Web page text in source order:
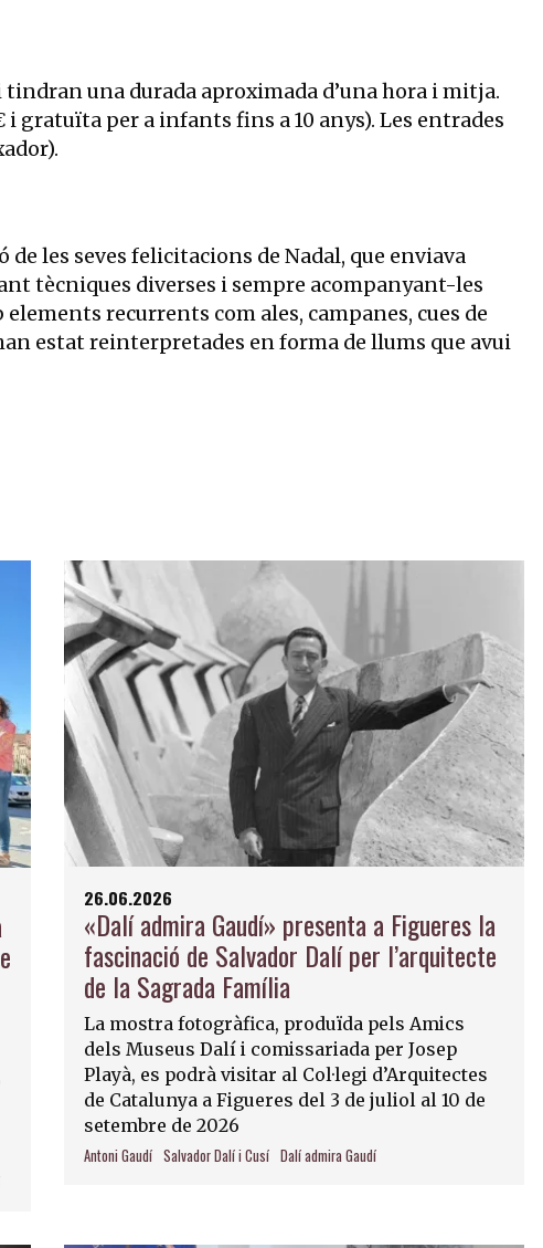
tindran una durada aproximada d’una hora i mitja.
i gratuïta per a infants fins a 10 anys). Les entrades
de les seves felicitacions de Nadal, que enviava
tècniques diverses i sempre acompanyant-les
recurrents com ales, campanes, cues de
estat reinterpretades en forma de llums que avui
26.06.2026
«Dalí admira Gaudí» presenta a Figueres la
fascinació de Salvador Dalí per l’arquitecte
de la Sagrada Família
La mostra fotogràfica, produïda pels Amics
dels Museus Dalí i comissariada per Josep
Playà, es podrà visitar al Col·legi d’Arquitectes
de Catalunya a Figueres del 3 de juliol al 10 de
setembre de 2026
Antoni Gaudí Salvador Dalí i Cusí Dalí admira Gaudí